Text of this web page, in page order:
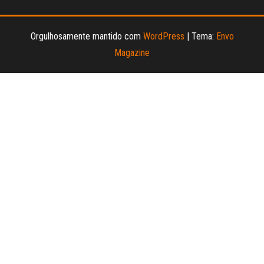
Orgulhosamente mantido com WordPress Tema: Envo
Magazine